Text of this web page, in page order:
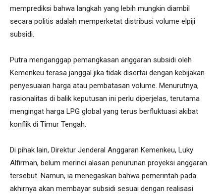
memprediksi bahwa langkah yang lebih mungkin diambil
secara politis adalah memperketat distribusi volume elpiji
subsidi.
Putra menganggap pemangkasan anggaran subsidi oleh
Kemenkeu terasa janggal jika tidak disertai dengan kebijakan
penyesuaian harga atau pembatasan volume. Menurutnya,
rasionalitas di balik keputusan ini perlu diperjelas, terutama
mengingat harga LPG global yang terus berfluktuasi akibat
konflik di Timur Tengah.
Di pihak lain, Direktur Jenderal Anggaran Kemenkeu, Luky
Alfirman, belum merinci alasan penurunan proyeksi anggaran
tersebut. Namun, ia menegaskan bahwa pemerintah pada
akhirnya akan membayar subsidi sesuai dengan realisasi